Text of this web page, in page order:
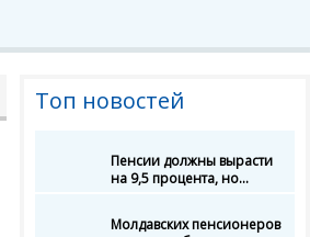
Топ новостей
Пенсии должны вырасти
на 9,5 процента, но...
Молдавских пенсионеров